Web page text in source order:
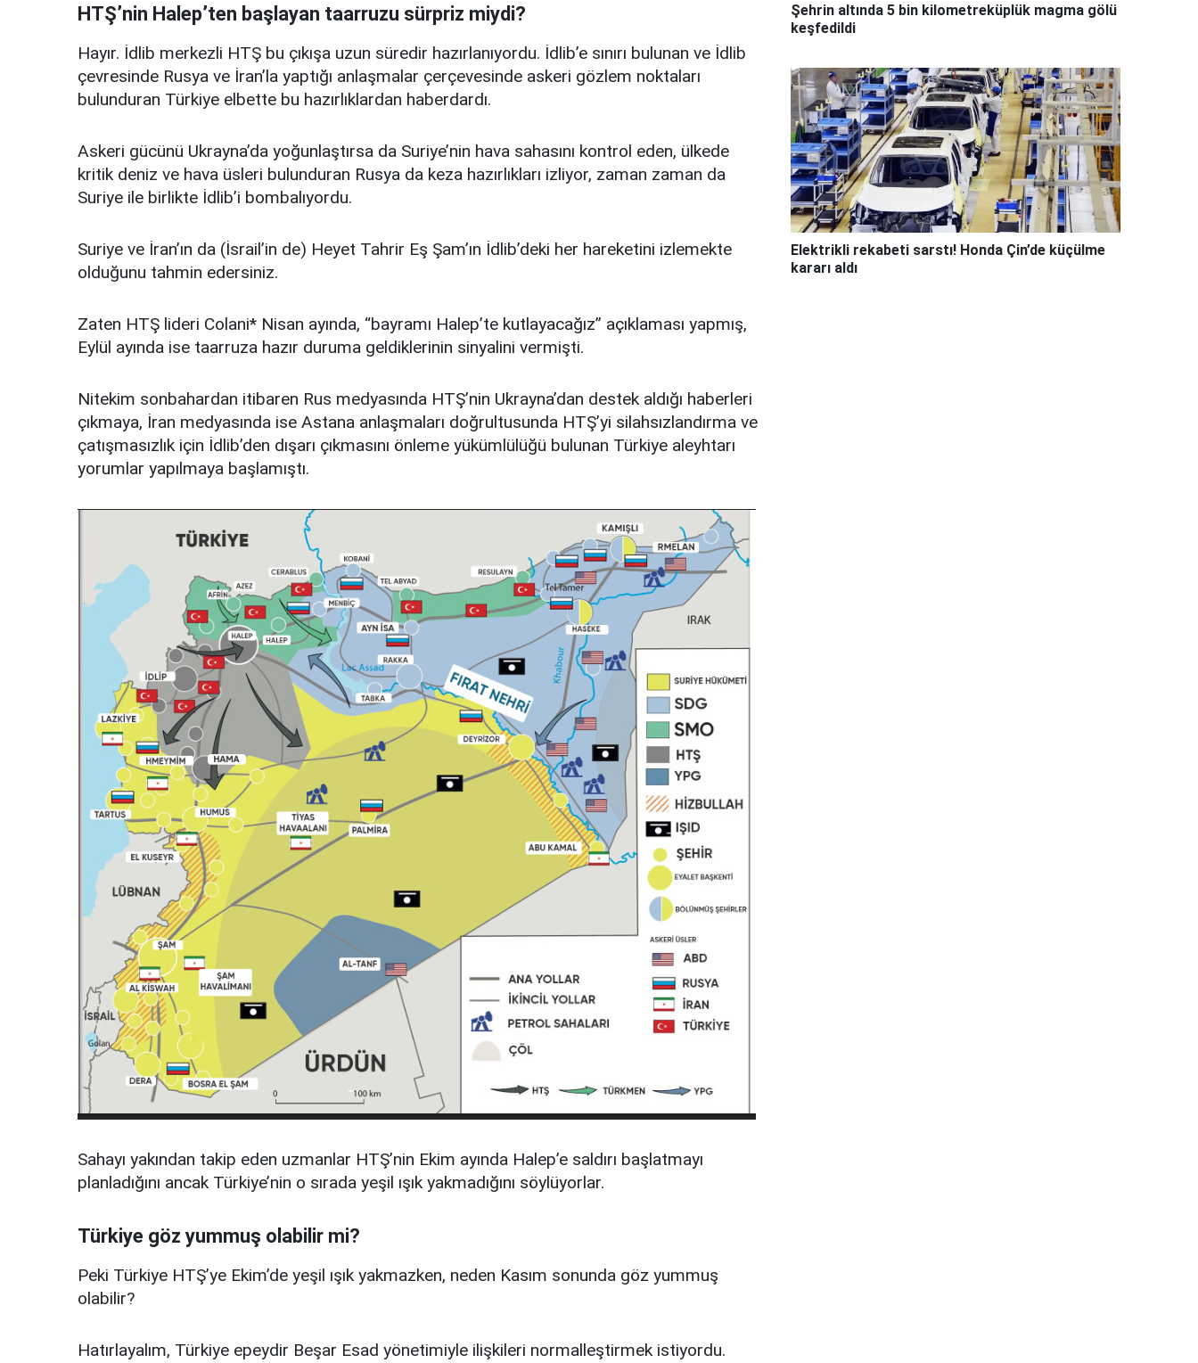
HTŞ’nin Halep’ten başlayan taarruzu sürpriz miydi?
Hayır. İdlib merkezli HTŞ bu çıkışa uzun süredir hazırlanıyordu. İdlib’e sınırı bulunan ve İdlib
çevresinde Rusya ve İran’la yaptığı anlaşmalar çerçevesinde askeri gözlem noktaları
bulunduran Türkiye elbette bu hazırlıklardan haberdardı.
Askeri gücünü Ukrayna’da yoğunlaştırsa da Suriye’nin hava sahasını kontrol eden, ülkede
kritik deniz ve hava üsleri bulunduran Rusya da keza hazırlıkları izliyor, zaman zaman da
Suriye ile birlikte İdlib’i bombalıyordu.
Suriye ve İran’ın da (İsrail’in de) Heyet Tahrir Eş Şam’ın İdlib’deki her hareketini izlemekte
olduğunu tahmin edersiniz.
Zaten HTŞ lideri Colani* Nisan ayında, “bayramı Halep’te kutlayacağız” açıklaması yapmış,
Eylül ayında ise taarruza hazır duruma geldiklerinin sinyalini vermişti.
Nitekim sonbahardan itibaren Rus medyasında HTŞ’nin Ukrayna’dan destek aldığı haberleri
çıkmaya, İran medyasında ise Astana anlaşmaları doğrultusunda HTŞ’yi silahsızlandırma ve
çatışmasızlık için İdlib’den dışarı çıkmasını önleme yükümlülüğü bulunan Türkiye aleyhtarı
yorumlar yapılmaya başlamıştı.
Sahayı yakından takip eden uzmanlar HTŞ’nin Ekim ayında Halep’e saldırı başlatmayı
planladığını ancak Türkiye’nin o sırada yeşil ışık yakmadığını söylüyorlar.
Türkiye göz yummuş olabilir mi?
Peki Türkiye HTŞ’ye Ekim’de yeşil ışık yakmazken, neden Kasım sonunda göz yummuş
olabilir?
Hatırlayalım, Türkiye epeydir Beşar Esad yönetimiyle ilişkileri normalleştirmek istiyordu.
Şehrin altında 5 bin kilometreküplük magma gölü
keşfedildi
Elektrikli rekabeti sarstı! Honda Çin’de küçülme
kararı aldı